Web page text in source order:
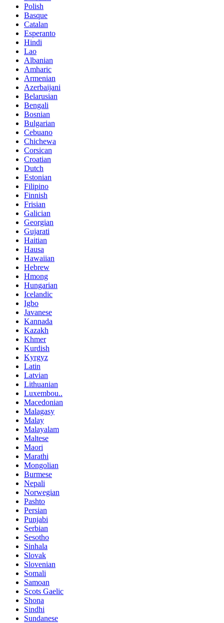
Polish
Basque
Catalan
Esperanto
Hindi
Lao
Albanian
Amharic
Armenian
Azerbaijani
Belarusian
Bengali
Bosnian
Bulgarian
Cebuano
Chichewa
Corsican
Croatian
Dutch
Estonian
Filipino
Finnish
Frisian
Galician
Georgian
Gujarati
Haitian
Hausa
Hawaiian
Hebrew
Hmong
Hungarian
Icelandic
Igbo
Javanese
Kannada
Kazakh
Khmer
Kurdish
Kyrgyz
Latin
Latvian
Lithuanian
Luxembou..
Macedonian
Malagasy
Malay
Malayalam
Maltese
Maori
Marathi
Mongolian
Burmese
Nepali
Norwegian
Pashto
Persian
Punjabi
Serbian
Sesotho
Sinhala
Slovak
Slovenian
Somali
Samoan
Scots Gaelic
Shona
Sindhi
Sundanese